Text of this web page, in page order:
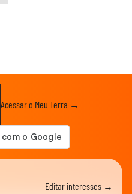
Acessar o Meu Terra →
Editar interesses →